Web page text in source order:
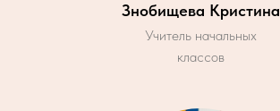
Знобищева Кристина
Учитель начальных
классов